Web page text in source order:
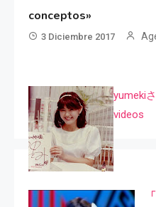
conceptos»
3 Diciembre 2017
yumeki
videos